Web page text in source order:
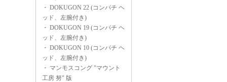
・ DOKUGON 22 (コンパチ ヘ
ッド、左腕付き)
・ DOKUGON 19 (コンパチ ヘ
ッド、左腕付き)
・ DOKUGON 10 (コンパチ ヘ
ッド、左腕付き)
・ マンモスコング "マウント
工房 努" 版